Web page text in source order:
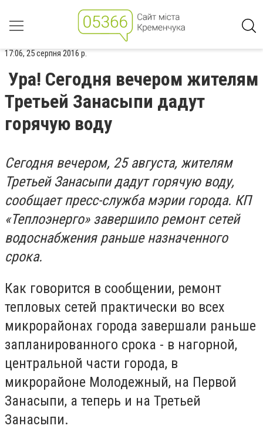
17:06, 25 серпня 2016 р.
Ура! Сегодня вечером жителям
Третьей Занасыпи дадут
горячую воду
Сегодня вечером, 25 августа, жителям
Третьей Занасыпи дадут горячую воду,
сообщает пресс-служба мэрии города. КП
«Теплоэнерго» завершило ремонт сетей
водоснабжения раньше назначенного
срока.
Как говорится в сообщении, ремонт
тепловых сетей практически во всех
микрорайонах города завершали раньше
запланированного срока - в нагорной,
центральной части города, в
микрорайоне Молодежный, на Первой
Занасыпи, а теперь и на Третьей
Занасыпи.